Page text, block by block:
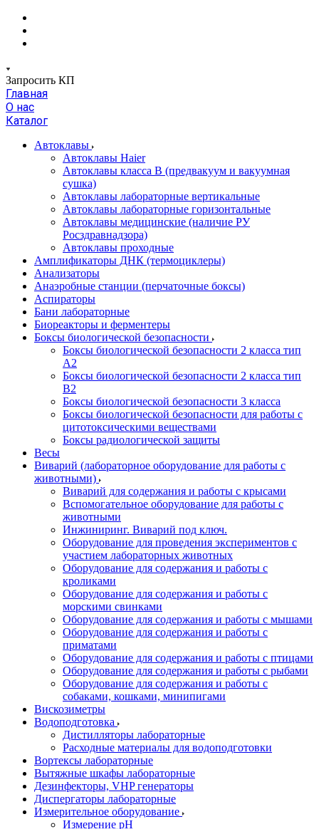
Запросить КП
Главная
О нас
Каталог
Автоклавы
Автоклавы Haier
Автоклавы класса B (предвакуум и вакуумная
сушка)
Автоклавы лабораторные вертикальные
Автоклавы лабораторные горизонтальные
Автоклавы медицинские (наличие РУ
Росздравнадзора)
Автоклавы проходные
Амплификаторы ДНК (термоциклеры)
Анализаторы
Анаэробные станции (перчаточные боксы)
Аспираторы
Бани лабораторные
Биореакторы и ферментеры
Боксы биологической безопасности
Боксы биологической безопасности 2 класса тип
A2
Боксы биологической безопасности 2 класса тип
B2
Боксы биологической безопасности 3 класса
Боксы биологической безопасности для работы с
цитотоксическими веществами
Боксы радиологической защиты
Весы
Виварий (лабораторное оборудование для работы с
животными)
Виварий для содержания и работы с крысами
Вспомогательное оборудование для работы с
животными
Инжиниринг. Виварий под ключ.
Оборудование для проведения экспериментов с
участием лабораторных животных
Оборудование для содержания и работы с
кроликами
Оборудование для содержания и работы с
морскими свинками
Оборудование для содержания и работы с мышами
Оборудование для содержания и работы с
приматами
Оборудование для содержания и работы с птицами
Оборудование для содержания и работы с рыбами
Оборудование для содержания и работы с
собаками, кошками, минипигами
Вискозиметры
Водоподготовка
Дистилляторы лабораторные
Расходные материалы для водоподготовки
Вортексы лабораторные
Вытяжные шкафы лабораторные
Дезинфекторы, VHP генераторы
Диспергаторы лабораторные
Измерительное оборудование
Измерение pH